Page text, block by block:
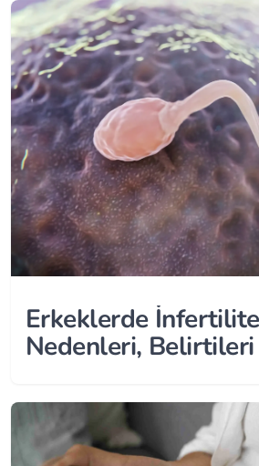
Erkeklerde
Nedenleri, Belirtileri